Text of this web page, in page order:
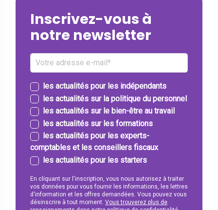
Inscrivez-vous à
notre newsletter
les actualités pour les indépendants
les actualités sur la politique du personnel
les actualités sur le bien-être au travail
les actualités sur les formations
les actualités pour les experts-
comptables et les conseillers fiscaux
les actualités pour les starters
En cliquant sur l'inscription, vous nous autorisez à traiter
vos données pour vous fournir les informations, les lettres
d'information et les offres demandées. Vous pouvez vous
désinscrire à tout moment. Vous trouverez plus de